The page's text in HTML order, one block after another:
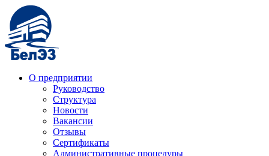
О предприятии
Руководство
Структура
Новости
Вакансии
Отзывы
Сертификаты
Административные процедуры